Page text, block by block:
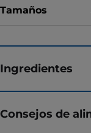
Tamaños
Ingredientes
Consejos de